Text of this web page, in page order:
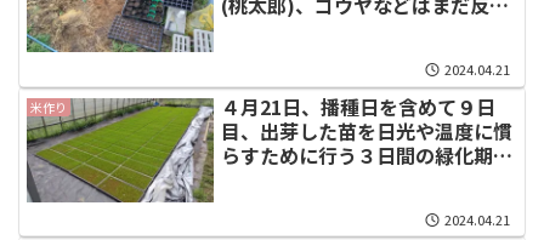
2024.04.21
米作り
４月21日、播種日を含めて９日
目、出芽した苗を日光や温度に慣
らすために行う３日間の緑化期終
2024.04.21